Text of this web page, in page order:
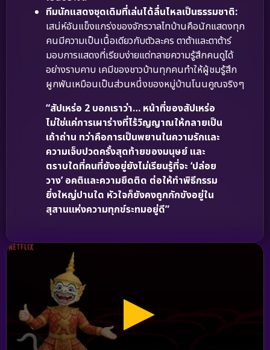
ทีมนักแสดงชุดเดิมที่เล่นได้ลื่นไหลเป็นธรรมชาติ:
เสน่ห์อันแข็งแกร่งของจักรวาลไทบ้านคือนักแสดงทุก
คนมีความเป็นเนื้อเดียวกับตัวละคร ตาต้าและตาต้าร์
มอบการแสดงที่เรียบง่ายแต่ทลายความรู้สึกคนดูได้
อย่างราบคาบ เคมีของชาวบ้านทุกคนทำให้ผู้ชมรู้สึก
ผูกพันเหมือนเป็นส่วนหนึ่งของหมู่บ้านโนนคูณจริงๆ
“สัปเหร่อ 2 บอกเราว่า… หน้าที่ของสัปเหร่อ
ไม่ใช่แค่การเผาร่างที่ไร้วิญญาณให้กลายเป็น
เถ้าถ่าน ทว่าคือการเป็นพยานในความรักและ
ความเจ็บปวดครั้งสุดท้ายของมนุษย์ และ
ตราบใดที่คนที่ยังอยู่ยังไม่เรียนรู้ที่จะ ‘ปล่อย
วาง’ อคติและความยึดติด ต่อให้ทำพิธีกรรม
ยิ่งใหญ่ปานใด หัวใจก็ยังคงถูกกักขังอยู่ใน
สุสานแห่งความทุกข์ระทมอยู่ดี”